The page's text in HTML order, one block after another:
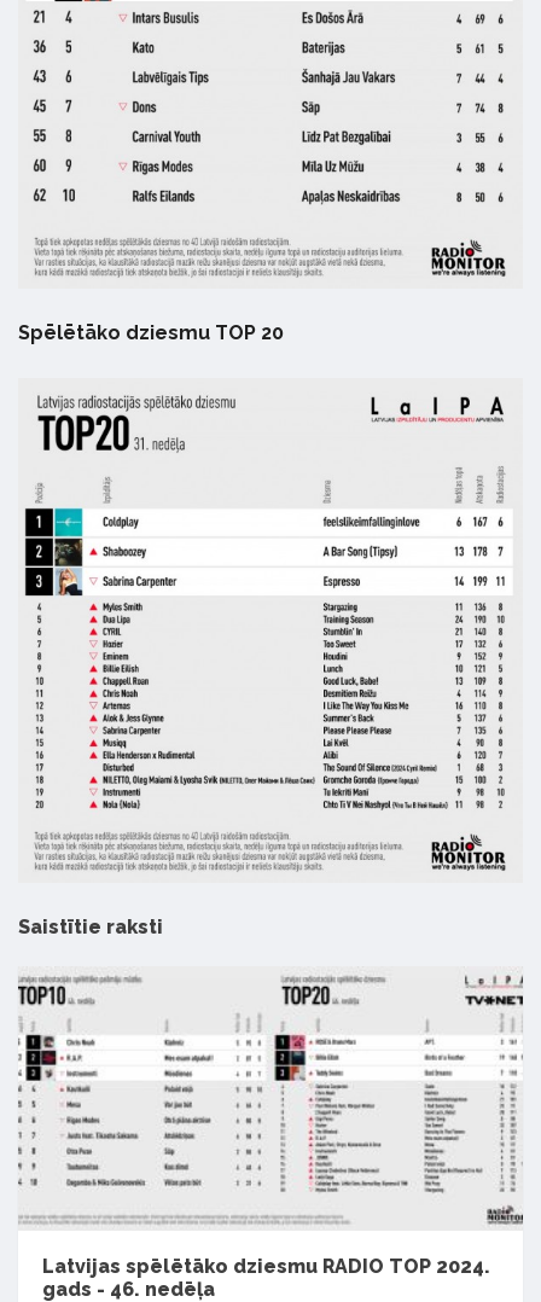
Spēlētāko dziesmu TOP 20
Saistītie raksti
Latvijas spēlētāko dziesmu RADIO TOP 2024.
gads - 46. nedēļa